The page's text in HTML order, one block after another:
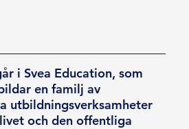
i Svea Education, som
en familj av
utbildningsverksamheter
och den offentliga